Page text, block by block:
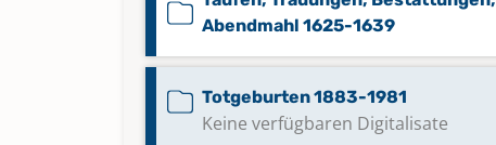
Abendmahl 1625-1639
Totgeburten 1883-1981
Keine verfügbaren Digitalisate